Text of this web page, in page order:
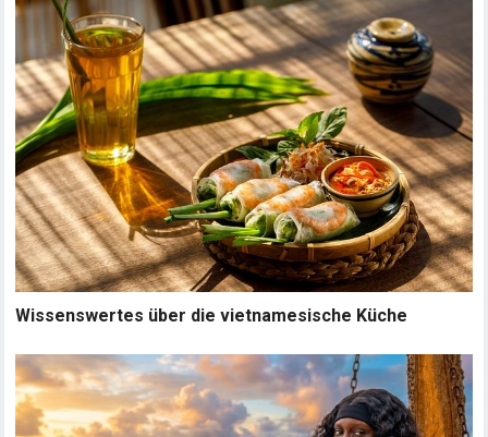
Wissenswertes über die vietnamesische Küche